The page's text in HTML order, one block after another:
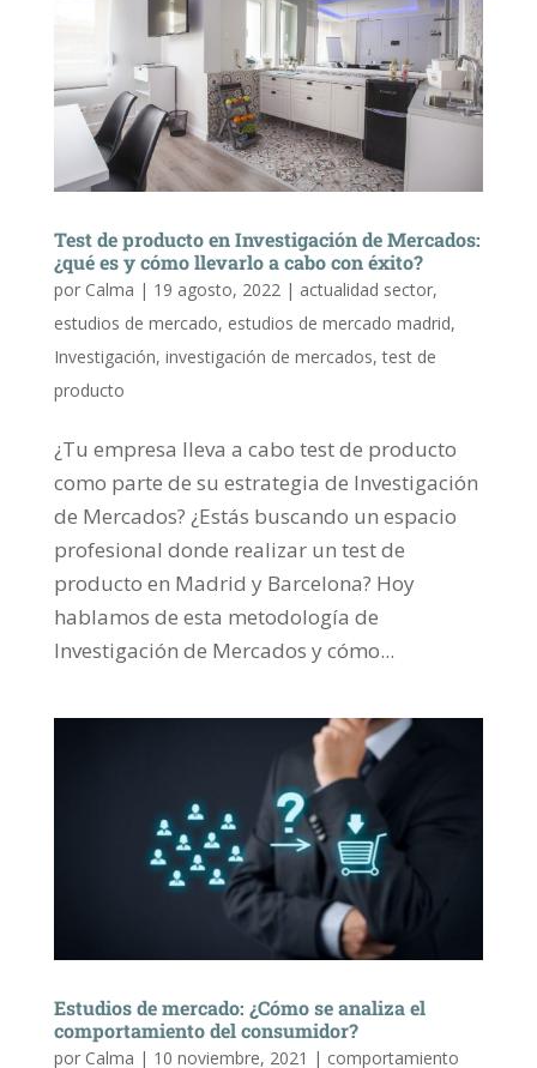
Test de producto en Investigación de Mercados:
¿qué es y cómo llevarlo a cabo con éxito?
por Calma | 19 agosto, 2022| actualidad sector,
estudios de mercado, estudios de mercado madrid,
Investigación, investigación de mercados,test de
producto
¿Tu empresa lleva a cabo test de producto
como parte de su estrategia de Investigación
de Mercados? ¿Estás buscando un espacio
profesional donde realizar un test de
producto en Madrid y Barcelona? Hoy
hablamos de esta metodología de
Investigación de Mercados y cómo...
Estudios de mercado: ¿Cómo se analiza el
comportamiento del consumidor?
por Calma | 10 noviembre, 2021 | comportamiento